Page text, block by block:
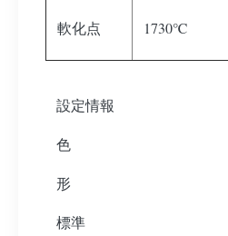
軟化点 1730℃
設定情報
色
形
標準